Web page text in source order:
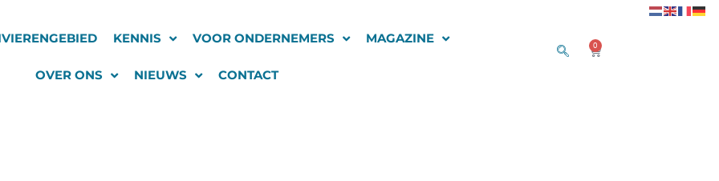
KENNIS VOOR ONDERNEMERS MAGAZINE
OVER ONS NIEUWS CONTACT
0
Winkelwagen